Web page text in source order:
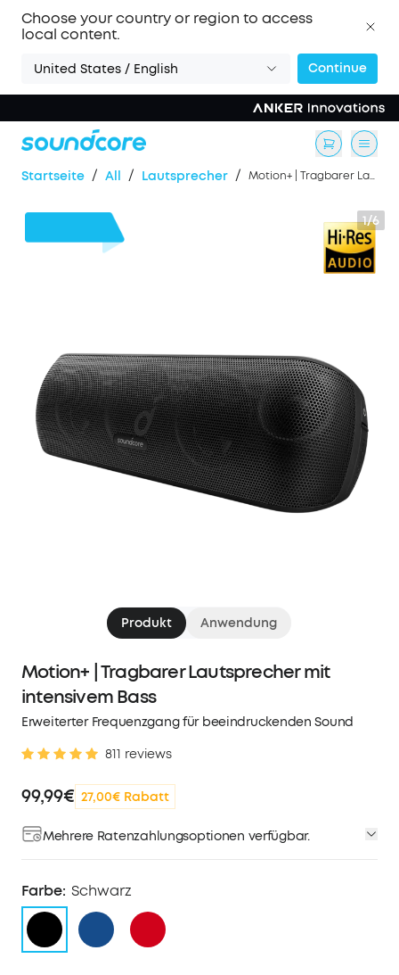
Choose your country or region to access
local content.
United States / English Continue
Startseite / All / Lautsprecher / Motion+ | Tragbarer Lautsprecher mit intensivem Bass
1/6
Produkt Anwendung
Motion+ | Tragbarer Lautsprecher mit
intensivem Bass
Erweiterter Frequenzgang für beeindruckenden Sound
811 reviews
99,99€ 27,00€ Rabatt
Mehrere Ratenzahlungsoptionen verfügbar.
Farbe: Schwarz